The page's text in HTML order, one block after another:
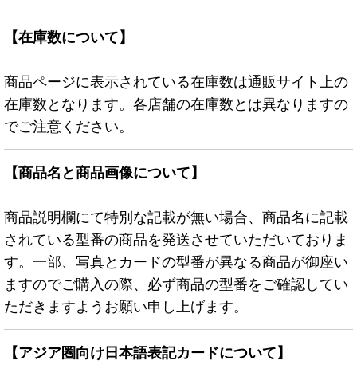
【在庫数について】
商品ページに表示されている在庫数は通販サイト上の
在庫数となります。各店舗の在庫数とは異なりますの
でご注意ください。
【商品名と商品画像について】
商品説明欄にて特別な記載が無い場合、商品名に記載
されている型番の商品を発送させていただいておりま
す。一部、写真とカードの型番が異なる商品が御座い
ますのでご購入の際、必ず商品の型番をご確認してい
ただきますようお願い申し上げます。
【アジア圏向け日本語表記カードについて】